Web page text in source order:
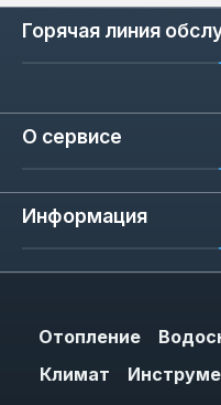
Горячая линия
О сервисе
Информация
Отопление
Климат